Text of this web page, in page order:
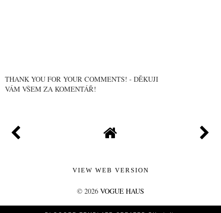
THANK YOU FOR YOUR COMMENTS! - DĚKUJI
VÁM VŠEM ZA KOMENTÁŘ!
VIEW WEB VERSION
© 2026 VOGUE HAUS